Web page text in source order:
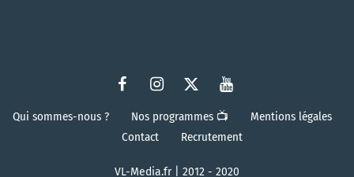
Qui sommes-nous ? Nos programmes 📺
Mentions légales
Contact
Recrutement
VL-Media.fr | 2012 - 2020